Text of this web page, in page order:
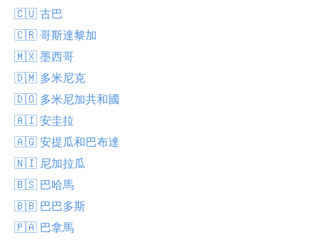
🇨🇺 古巴
🇨🇷 哥斯達黎加
🇲🇽 墨西哥
🇩🇲 多米尼克
🇩🇴 多米尼加共和國
🇦🇮 安圭拉
🇦🇬 安提瓜和巴布達
🇳🇮 尼加拉瓜
🇧🇸 巴哈馬
🇧🇧 巴巴多斯
🇵🇦 巴拿馬